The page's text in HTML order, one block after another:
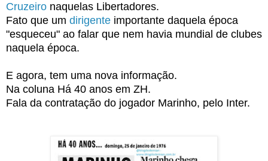
Cruzeiro naquelas Libertadores.
Fato que um dirigente importante daquela época
"esqueceu" ao falar que nem havia mundial de clubes
naquela época.
E agora, tem uma nova informação.
Na coluna Há 40 anos em ZH.
Fala da contratação do jogador Marinho, pelo Inter.